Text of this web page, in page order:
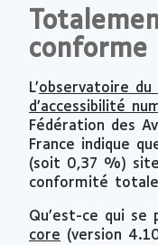
conforme
L’observatoire du
d’accessibilité
Fédération des
France indique
(soit 0,37 %)
conformité totale
Qu’est-ce qui se
core (version